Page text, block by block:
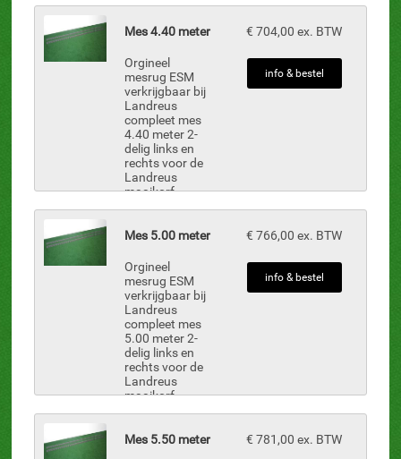
leverbaar.
38, 14 st.
nokmesjes MB-
10-A, 38 st.
mes...
Mes 4.40 meter
Orgineel
mesrug ESM
verkrijgbaar bij
Landreus
compleet mes
4.40 meter 2-
delig links en
rechts voor de
Landreus
maaikorf
leverbaar.
38, 14 st.
nokmesjes MB-
10-A, 42 st.
mes...
€ 704,00 ex. BTW
info & bestel
Mes 5.00 meter
Orgineel
mesrug ESM
verkrijgbaar bij
Landreus
compleet mes
5.00 meter 2-
delig links en
rechts voor de
Landreus
maaikorf
leverbaar.
€ 766,00 ex. BTW
info & bestel
Mes 5.50 meter € 781,00 ex. BTW